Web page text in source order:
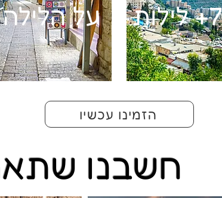
על
הזמינו עכשיו
חשבנו